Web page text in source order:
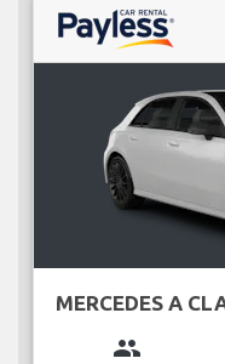
MERCEDES A
group